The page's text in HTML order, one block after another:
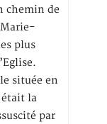
chemin de
Marie-
plus
située en
était la
par